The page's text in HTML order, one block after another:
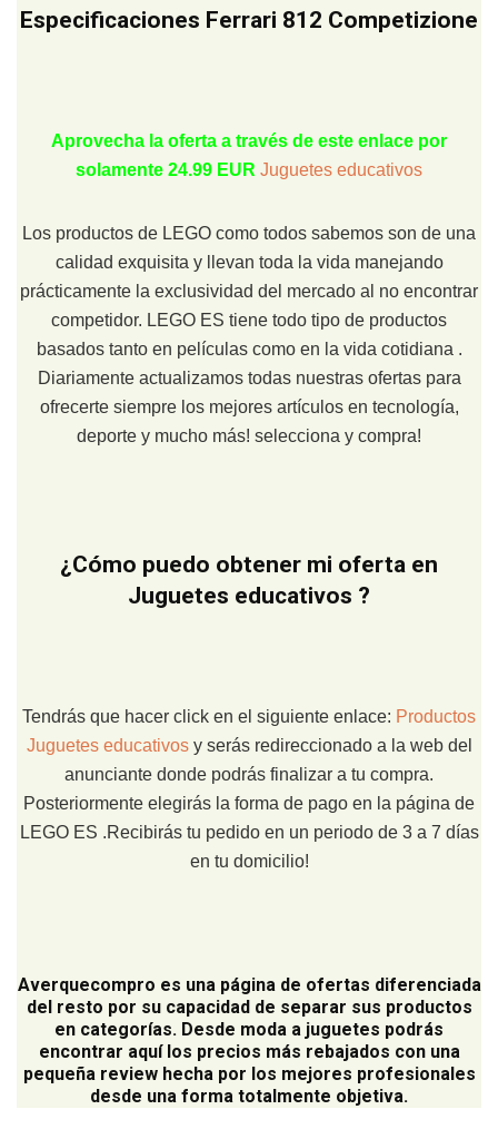
Especificaciones Ferrari 812 Competizione
Aprovecha la oferta a través de este enlace por
solamente 24.99 EUR Juguetes educativos
Los productos de LEGO como todos sabemos son de una
calidad exquisita y llevan toda la vida manejando
prácticamente la exclusividad del mercado al no encontrar
competidor. LEGO ES tiene todo tipo de productos
basados tanto en películas como en la vida cotidiana .
Diariamente actualizamos todas nuestras ofertas para
ofrecerte siempre los mejores artículos en tecnología,
deporte y mucho más! selecciona y compra!
¿Cómo puedo obtener mi oferta en
Juguetes educativos ?
Tendrás que hacer click en el siguiente enlace: Productos
Juguetes educativos y serás redireccionado a la web del
anunciante donde podrás finalizar a tu compra.
Posteriormente elegirás la forma de pago en la página de
LEGO ES .Recibirás tu pedido en un periodo de 3 a 7 días
en tu domicilio!
Averquecompro es una página de ofertas diferenciada
del resto por su capacidad de separar sus productos
en categorías. Desde moda a juguetes podrás
encontrar aquí los precios más rebajados con una
pequeña review hecha por los mejores profesionales
desde una forma totalmente objetiva.